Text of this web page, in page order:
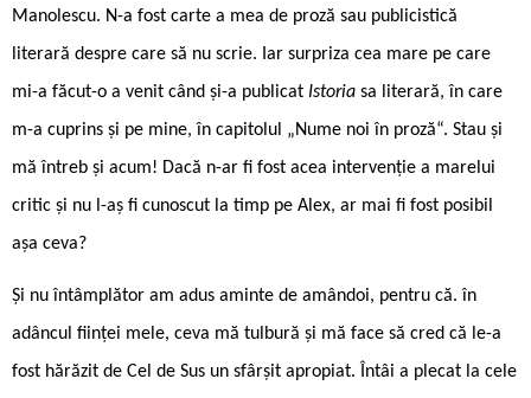
Manolescu. N-a fost carte a mea de proză sau publicistică
literară despre care să nu scrie. Iar surpriza cea mare pe care
mi-a făcut-o a venit când și-a publicat Istoria sa literară, în care
m-a cuprins și pe mine, în capitolul „Nume noi în proză“. Stau și
mă întreb și acum! Dacă n-ar fi fost acea intervenție a marelui
critic și nu l-aș fi cunoscut la timp pe Alex, ar mai fi fost posibil
așa ceva?
Și nu întâmplător am adus aminte de amândoi, pentru că. în
adâncul ființei mele, ceva mă tulbură și mă face să cred că le-a
fost hărăzit de Cel de Sus un sfârșit apropiat. Întâi a plecat la cele